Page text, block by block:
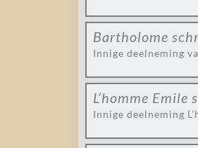
Bartholome
Innige deelneming
L’homme Emile
Innige deelneming